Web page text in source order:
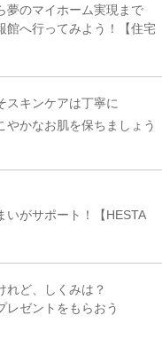
夢のマイホーム実現まで
館へ行ってみよう！【住宅
スキンケアは丁寧に
やかなお肌を保ちましょう
いがサポート！【HESTA
れど、しくみは？
レゼントをもらおう